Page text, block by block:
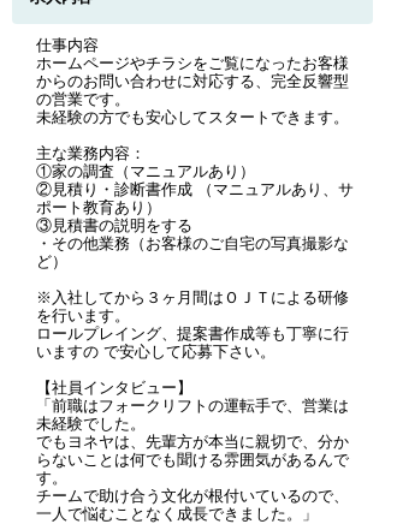
仕事内容
ホームページやチラシをご覧になったお客様
からのお問い合わせに対応する、完全反響型
の営業です。
未経験の方でも安心してスタートできます。
主な業務内容：
①家の調査（マニュアルあり）
②見積り・診断書作成 （マニュアルあり、サ
ポート教育あり）
③見積書の説明をする
・その他業務（お客様のご自宅の写真撮影な
ど）
※入社してから３ヶ月間はＯＪＴによる研修
を行います。
ロールプレイング、提案書作成等も丁寧に行
いますの で安心して応募下さい。
【社員インタビュー】
「前職はフォークリフトの運転手で、営業は
未経験でした。
でもヨネヤは、先輩方が本当に親切で、分か
らないことは何でも聞ける雰囲気があるんで
す。
チームで助け合う文化が根付いているので、
一人で悩むことなく成長できました。」